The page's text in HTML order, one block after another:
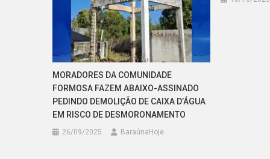
MORADORES DA COMUNIDADE
FORMOSA FAZEM ABAIXO-ASSINADO
PEDINDO DEMOLIÇÃO DE CAIXA D’ÁGUA
EM RISCO DE DESMORONAMENTO
26/09/2025 BaraúnaHoje